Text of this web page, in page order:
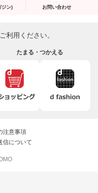
ジン) お問い合わせ
利用ください。
たまる・つかえる
注意事項
信について